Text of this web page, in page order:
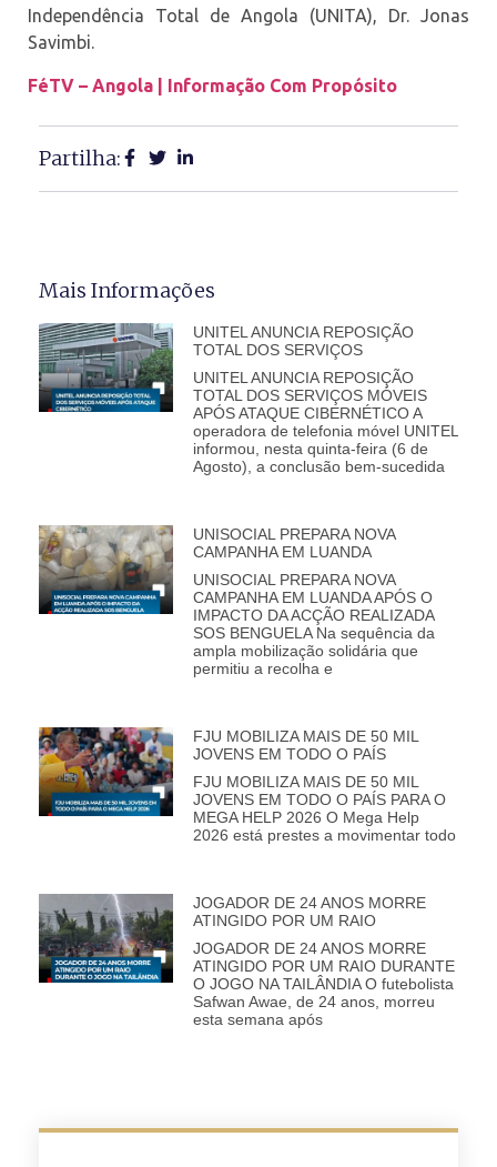
Independência Total de Angola (UNITA), Dr. Jonas
Savimbi.
FéTV – Angola | Informação Com Propósito
Partilha:
Mais Informações
UNITEL ANUNCIA REPOSIÇÃO
TOTAL DOS SERVIÇOS
UNITEL ANUNCIA REPOSIÇÃO
TOTAL DOS SERVIÇOS MÓVEIS
APÓS ATAQUE CIBERNÉTICO A
operadora de telefonia móvel UNITEL
informou, nesta quinta-feira (6 de
Agosto), a conclusão bem-sucedida
UNISOCIAL PREPARA NOVA
CAMPANHA EM LUANDA
UNISOCIAL PREPARA NOVA
CAMPANHA EM LUANDA APÓS O
IMPACTO DA ACÇÃO REALIZADA
SOS BENGUELA Na sequência da
ampla mobilização solidária que
permitiu a recolha e
FJU MOBILIZA MAIS DE 50 MIL
JOVENS EM TODO O PAÍS
FJU MOBILIZA MAIS DE 50 MIL
JOVENS EM TODO O PAÍS PARA O
MEGA HELP 2026 O Mega Help
2026 está prestes a movimentar todo
JOGADOR DE 24 ANOS MORRE
ATINGIDO POR UM RAIO
JOGADOR DE 24 ANOS MORRE
ATINGIDO POR UM RAIO DURANTE
O JOGO NA TAILÂNDIA O futebolista
Safwan Awae, de 24 anos, morreu
esta semana após